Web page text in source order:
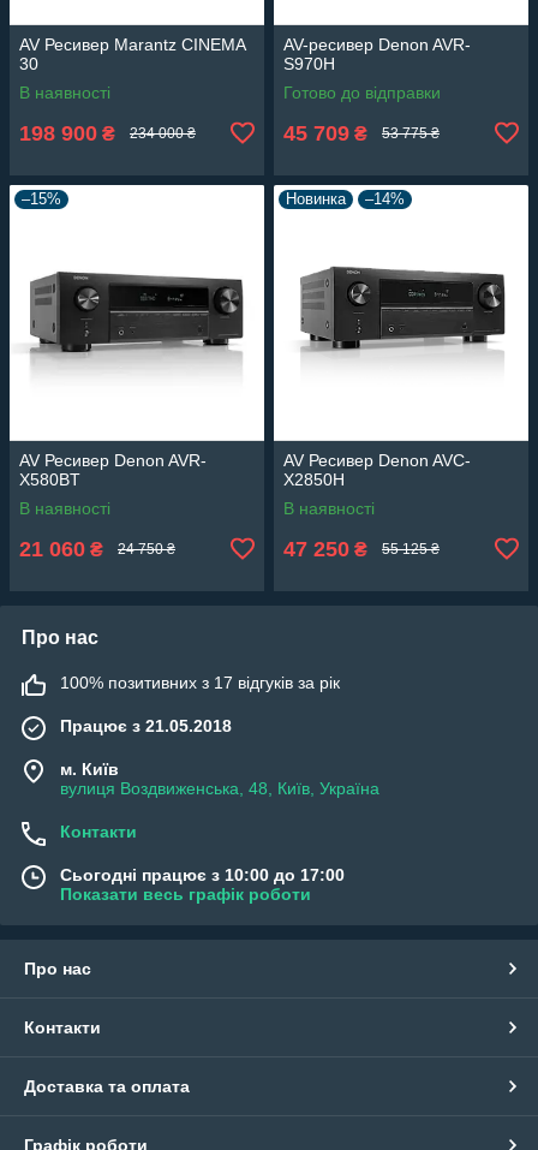
AV Ресивер Marantz CINEMA
30
В наявності
198 900 ₴ 234 000 ₴
AV-ресивер Denon AVR-
S970H
Готово до відправки
45 709 ₴ 53 775 ₴
–15%
AV Ресивер Denon AVR-
X580BT
В наявності
21 060 ₴ 24 750 ₴
Новинка –14%
AV Ресивер Denon AVC-
X2850H
В наявності
47 250 ₴ 55 125 ₴
Про нас
100% позитивних з 17 відгуків за рік
Працює з 21.05.2018
м. Київ
вулиця Воздвиженська, 48, Київ, Україна
Контакти
Сьогодні працює з 10:00 до 17:00
Показати весь графік роботи
Про нас
Контакти
Доставка та оплата
Графік роботи